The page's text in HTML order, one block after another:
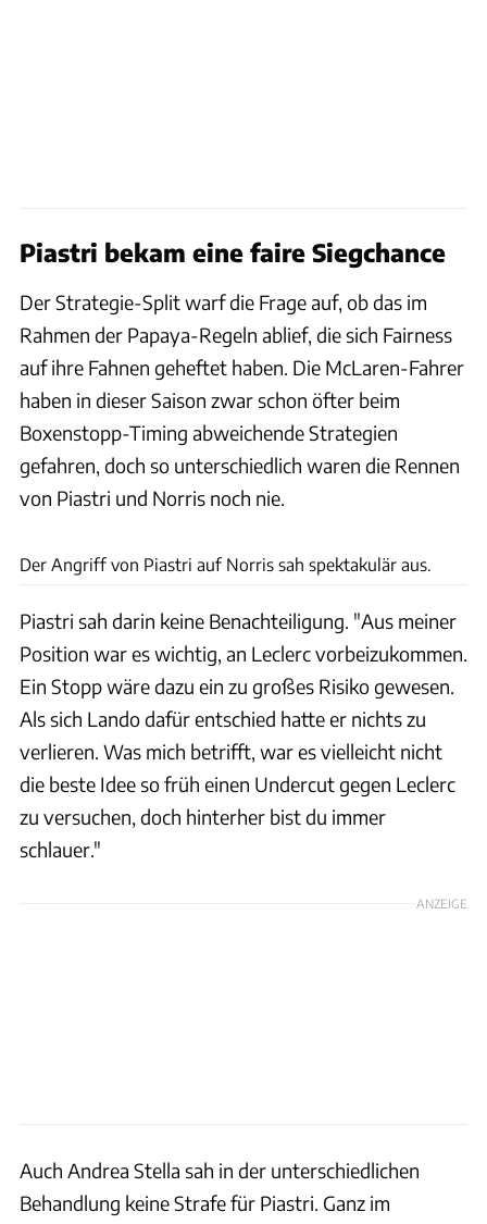
Piastri bekam eine faire Siegchance
Der Strategie-Split warf die Frage auf, ob das im
Rahmen der Papaya-Regeln ablief, die sich Fairness
auf ihre Fahnen geheftet haben. Die McLaren-Fahrer
haben in dieser Saison zwar schon öfter beim
Boxenstopp-Timing abweichende Strategien
gefahren, doch so unterschiedlich waren die Rennen
von Piastri und Norris noch nie.
Der Angriff von Piastri auf Norris sah spektakulär aus.
Piastri sah darin keine Benachteiligung. "Aus meiner
Position war es wichtig, an Leclerc vorbeizukommen.
Ein Stopp wäre dazu ein zu großes Risiko gewesen.
Als sich Lando dafür entschied hatte er nichts zu
verlieren. Was mich betrifft, war es vielleicht nicht
die beste Idee so früh einen Undercut gegen Leclerc
zu versuchen, doch hinterher bist du immer
schlauer."
ANZEIGE
Auch Andrea Stella sah in der unterschiedlichen
Behandlung keine Strafe für Piastri. Ganz im